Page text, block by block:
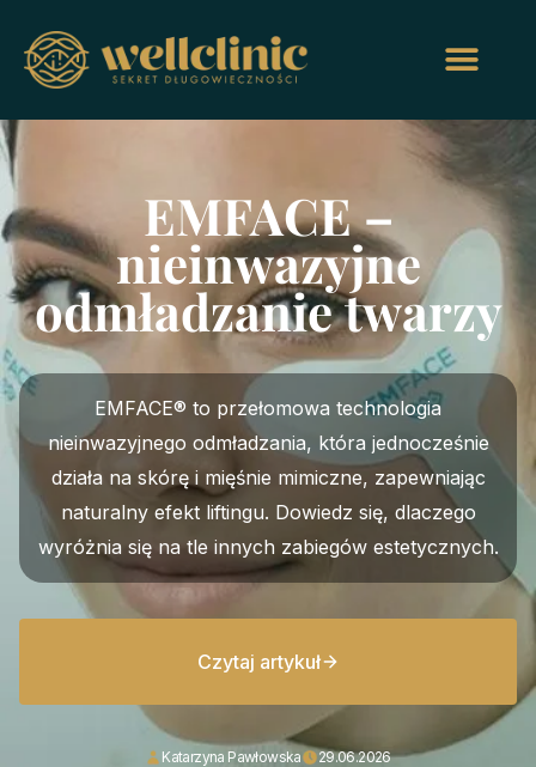
EMFACE –
nieinwazyjne
odmładzanie twarzy
EMFACE® to przełomowa technologia
nieinwazyjnego odmładzania, która jednocześnie
działa na skórę i mięśnie mimiczne, zapewniając
naturalny efekt liftingu. Dowiedz się, dlaczego
wyróżnia się na tle innych zabiegów estetycznych.
Czytaj artykuł
Katarzyna Pawłowska 29.06.2026